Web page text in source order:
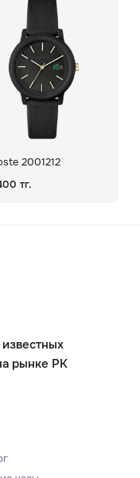
2001212
тг.
рынке РК